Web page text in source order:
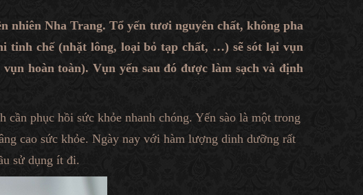
nhiên Nha Trang. Tổ yến tươi nguyên chất, không pha
tinh chế (nhặt lông, loại bỏ tạp chất, …) sẽ sót lại vụn
hoàn toàn). Vụn yến sau đó được làm sạch và định
phục hồi sức khỏe nhanh chóng. Yến sào là một trong
cao sức khỏe. Ngày nay với hàm lượng dinh dưỡng rất
sử dụng ít đi.